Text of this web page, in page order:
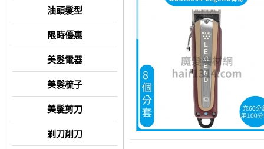
油頭髮型
限時優惠
美髮電器
美髮梳子
美髮剪刀
剃刀削刀